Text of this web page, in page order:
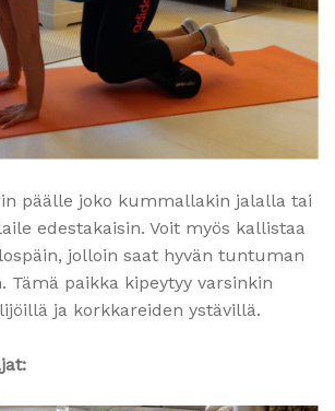
päälle joko kummallakin jalalla tai
edestakaisin. Voit myös kallistaa
jolloin saat hyvän tuntuman
Tämä paikka kipeytyy varsinkin
ja korkkareiden ystävillä.